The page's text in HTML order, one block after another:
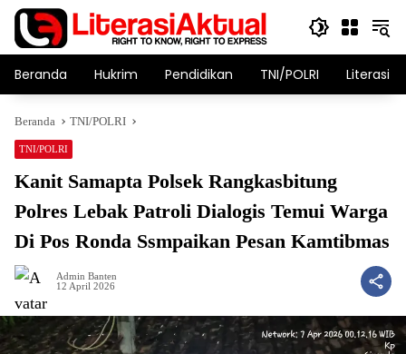
Langsung
konten
Beranda Hukrim Pendidikan TNI/POLRI Literasi
Beranda TNI/POLRI
TNI/POLRI
Kanit Samapta Polsek Rangkasbitung
Polres Lebak Patroli Dialogis Temui Warga
Di Pos Ronda Ssmpaikan Pesan Kamtibmas
Admin Banten
12 April 2026